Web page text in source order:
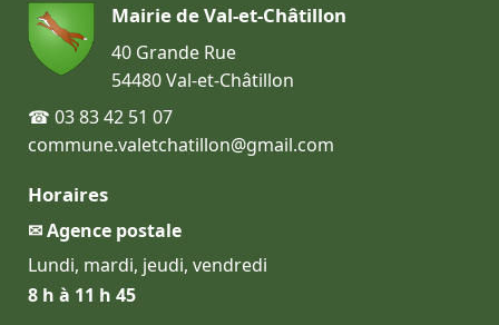
Mairie de Val-et-Châtillon
40 Grande Rue
54480 Val-et-Châtillon
☎ 03 83 42 51 07
commune.valetchatillon@gmail.com
Horaires
✉ Agence postale
Lundi, mardi, jeudi, vendredi
8 h à 11 h 45